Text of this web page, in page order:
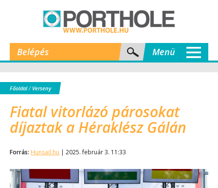
Belépés Menü
Főoldal/ Verseny
Fiatal vitorlázó párosokat
díjaztak a Héraklész Gálán
Forrás: Hunsail.hu | 2025. február 3. 11:33